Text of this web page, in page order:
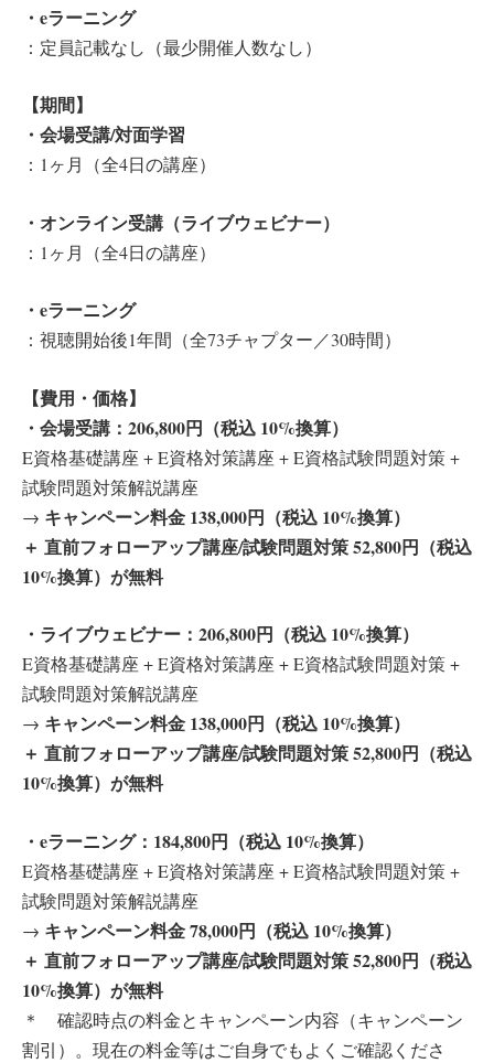
・eラーニング
：定員記載なし（最少開催人数なし）
【期間】
・会場受講/対面学習
：1ヶ月（全4日の講座）
・オンライン受講（ライブウェビナー）
：1ヶ月（全4日の講座）
・eラーニング
：視聴開始後1年間（全73チャプター／30時間）
【費用・価格】
・会場受講：206,800円（税込 10%換算）
E資格基礎講座 + E資格対策講座 + E資格試験問題対策 +
試験問題対策解説講座
→ キャンペーン料金 138,000円（税込 10%換算）
＋ 直前フォローアップ講座/試験問題対策 52,800円（税込
10%換算）が無料
・ライブウェビナー：206,800円（税込 10%換算）
E資格基礎講座 + E資格対策講座 + E資格試験問題対策 +
試験問題対策解説講座
→ キャンペーン料金 138,000円（税込 10%換算）
＋ 直前フォローアップ講座/試験問題対策 52,800円（税込
10%換算）が無料
・eラーニング：184,800円（税込 10%換算）
E資格基礎講座 + E資格対策講座 + E資格試験問題対策 +
試験問題対策解説講座
→ キャンペーン料金 78,000円（税込 10%換算）
＋ 直前フォローアップ講座/試験問題対策 52,800円（税込
10%換算）が無料
＊ 確認時点の料金とキャンペーン内容（キャンペーン
割引）。現在の料金等はご自身でもよくご確認くださ